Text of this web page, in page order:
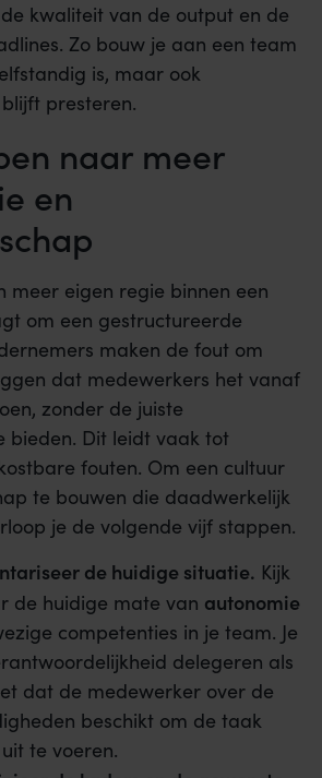
kwaliteit van de output en de
Zo bouw je aan een team
is, maar ook
presteren.
naar meer
en
meer eigen regie binnen een
om een gestructureerde
maken de fout om
dat medewerkers het vanaf
zonder de juiste
bieden. Dit leidt vaak tot
fouten. Om een cultuur
te bouwen die daadwerkelijk
je de volgende vijf stappen.
de huidige situatie. Kijk
de huidige mate van autonomie
competenties in je team. Je
delegeren als
dat de medewerker over de
beschikt om de taak
te voeren.